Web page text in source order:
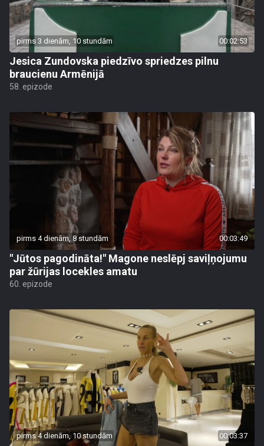
pirms 3 dienām, 10 stundām 00:02:53
Jesica Zundovska piedzīvo spriedzes pilnu
braucienu Armēnijā
58. epizode
pirms 4 dienām, 8 stundām 00:03:49
"Jūtos pagodināta!" Magone neslēpj saviļņojumu
par žūrijas locekles amatu
60. epizode
pirms 4 dienām, 10 stundām 00:03:37